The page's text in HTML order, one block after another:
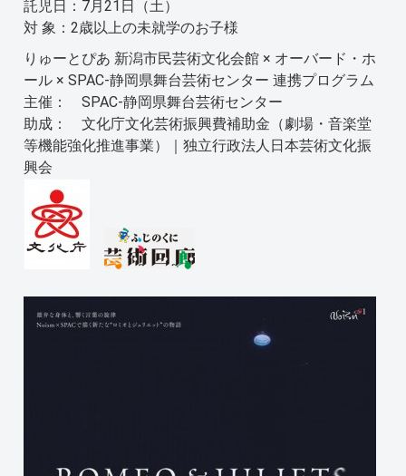
託児日：7月21日（土）
対 象：2歳以上の未就学のお子様
りゅーとぴあ 新潟市民芸術文化会館 × オーバード・ホ
ール × SPAC-静岡県舞台芸術センター 連携プログラム
主催： SPAC‐静岡県舞台芸術センター
助成： 文化庁文化芸術振興費補助金（劇場・音楽堂
等機能強化推進事業）｜独立行政法人日本芸術文化振
興会